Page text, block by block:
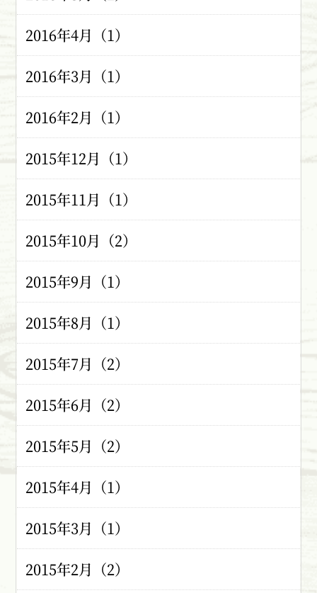
2016年4月（1）
2016年3月（1）
2016年2月（1）
2015年12月（1）
2015年11月（1）
2015年10月（2）
2015年9月（1）
2015年8月（1）
2015年7月（2）
2015年6月（2）
2015年5月（2）
2015年4月（1）
2015年3月（1）
2015年2月（2）